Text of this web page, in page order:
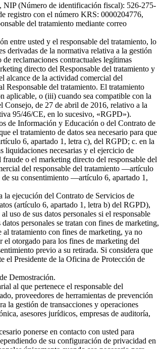
NIP (Número de identificación fiscal): 526-275-
registro con el número KRS: 0000204776,
del tratamiento mediante correo
entre usted y el responsable del tratamiento, lo
derivadas de la normativa relativa a la gestión
reclamaciones contractuales legítimas
directo del Responsable del tratamiento y
alcance de la actividad comercial del
Responsable del tratamiento. El tratamiento
aplicable, o (iii) cuando sea compatible con la
Consejo, de 27 de abril de 2016, relativo a la
95/46/CE, en lo sucesivo, «RGPD»).
de Información y Educación o del Contrato de
el tratamiento de datos sea necesario para que
6, apartado 1, letra c), del RGPD; c. en la
liquidaciones necesarias y el ejercicio de
o el marketing directo del responsable del
del responsable del tratamiento —artículo
de su consentimiento —artículo 6, apartado 1,
la ejecución del Contrato de Servicios de
(artículo 6, apartado 1, letra b) del RGPD),
uso de sus datos personales si el responsable
personales se tratan con fines de marketing,
al tratamiento con fines de marketing, ya no
el otorgado para los fines de marketing del
previo a su retirada. Si considera que
el Presidente de la Oficina de Protección de
Demostración.
al que pertenece el responsable del
proveedores de herramientas de prevención
la gestión de transacciones y operaciones
asesores jurídicos, empresas de auditoría,
ponerse en contacto con usted para
de su configuración de privacidad en